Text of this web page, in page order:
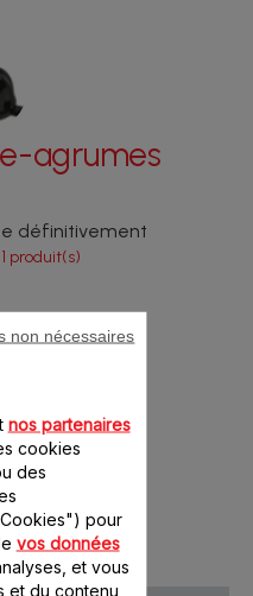
agrumes
définitivement
1 produit(s)
nos partenaires
cookies
des
pour
vos données
et vous
et du contenu
non nécessaires